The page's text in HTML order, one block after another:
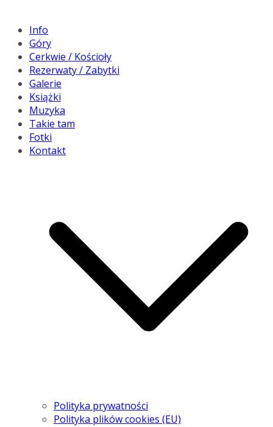
Info
Góry
Cerkwie / Kościoły
Rezerwaty / Zabytki
Galerie
Książki
Muzyka
Takie tam
Fotki
Kontakt
Polityka prywatności
Polityka plików cookies (EU)